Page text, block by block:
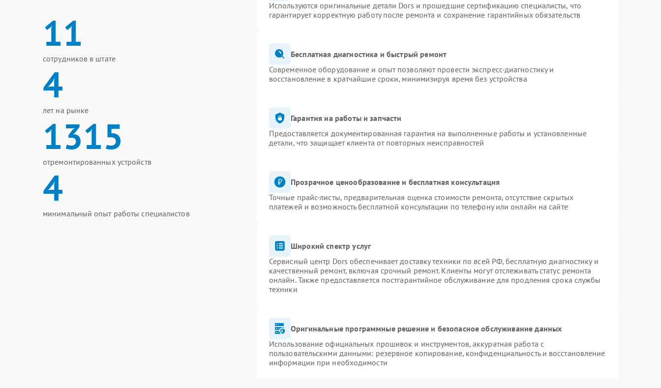
11
сотрудников в штате
4
лет на рынке
1315
отремонтированных устройств
4
минимальный опыт работы специалистов
Используются оригинальные детали Dors и прошедшие сертификацию специалисты, что
гарантирует корректную работу после ремонта и сохранение гарантийных обязательств
Бесплатная диагностика и быстрый ремонт
Современное оборудование и опыт позволяют провести экспресс-диагностику и
восстановление в кратчайшие сроки, минимизируя время без устройства
Гарантия на работы и запчасти
Предоставляется документированная гарантия на выполненные работы и установленные
детали, что защищает клиента от повторных неисправностей
Прозрачное ценообразование и бесплатная консультация
Точные прайс-листы, предварительная оценка стоимости ремонта, отсутствие скрытых
платежей и возможность бесплатной консультации по телефону или онлайн на сайте
Широкий спектр услуг
Сервисный центр Dors обеспечивает доставку техники по всей РФ, бесплатную диагностику и
качественный ремонт, включая срочный ремонт. Клиенты могут отслеживать статус ремонта
онлайн. Также предоставляется постгарантийное обслуживание для продления срока службы
техники
Оригинальные программные решение и безопасное обслуживание данных
Использование официальных прошивок и инструментов, аккуратная работа с
пользовательскими данными: резервное копирование, конфиденциальность и восстановление
информации при необходимости